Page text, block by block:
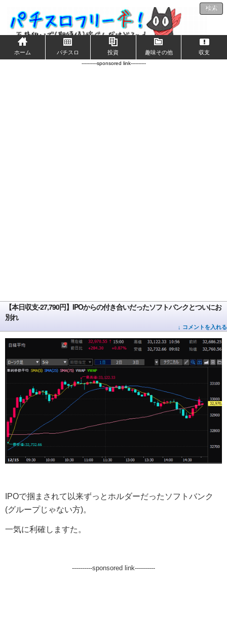
検索
ホーム パチスロ 投資 趣味その他 収支
----------sponsored link----------
【本日収支-27,790円】IPOからの付き合いだったソフトバンクとついにお
別れ
↓ コメントを入れる
IPOで掴まされて以来ずっとホルダーだったソフトバンク
(グループじゃない方)。
一気に利確しますた。
----------sponsored link----------